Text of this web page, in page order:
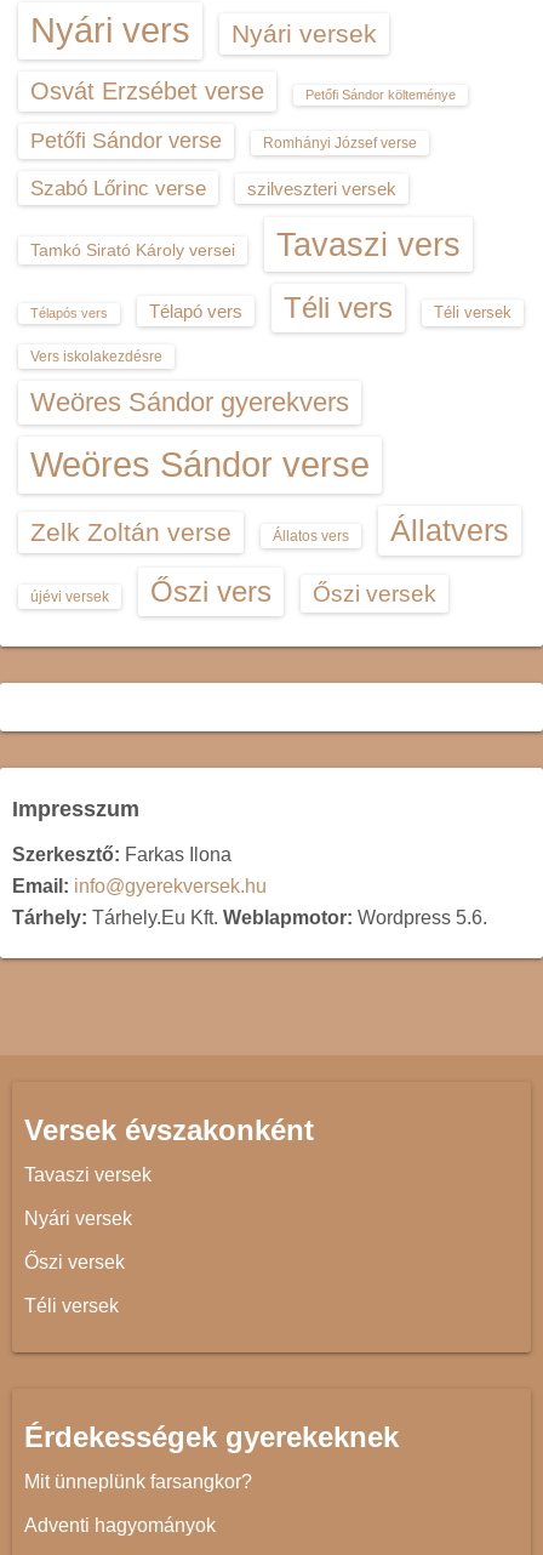
Nyári vers Nyári versek
Osvát Erzsébet verse Petőfi Sándor költeménye
Petőfi Sándor verse Romhányi József verse
Szabó Lőrinc verse szilveszteri versek
Tamkó Sirató Károly versei Tavaszi vers
Télapós vers Télapó vers Téli vers Téli versek
Vers iskolakezdésre
Weöres Sándor gyerekvers
Weöres Sándor verse
Zelk Zoltán verse Állatos vers Állatvers
újévi versek Őszi vers Őszi versek
Impresszum
Szerkesztő: Farkas Ilona
Email: info@gyerekversek.hu
Tárhely: Tárhely.Eu Kft. Weblapmotor: Wordpress 5.6.
Versek évszakonként
Tavaszi versek
Nyári versek
Őszi versek
Téli versek
Érdekességek gyerekeknek
Mit ünneplünk farsangkor?
Adventi hagyományok